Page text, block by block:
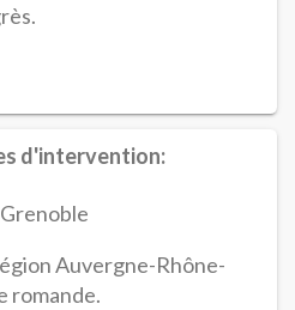
d'intervention:
Auvergne-Rhône-
romande.